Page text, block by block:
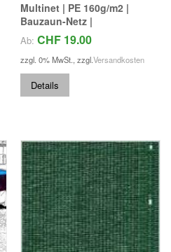
Multinet | PE 160g/m2 |
Bauzaun-Netz |
Ab: CHF 19.00
zzgl. 0% MwSt.,zzgl.Versandkosten
Details